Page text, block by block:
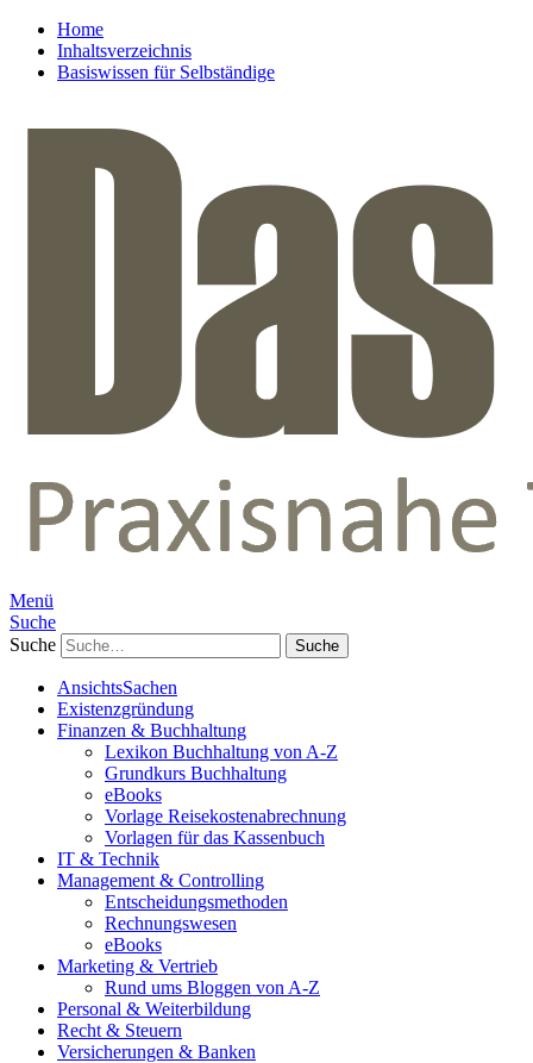
Home
Inhaltsverzeichnis
Basiswissen für Selbständige
Menü
Suche
Suche
AnsichtsSachen
Existenzgründung
Finanzen & Buchhaltung
Lexikon Buchhaltung von A-Z
Grundkurs Buchhaltung
eBooks
Vorlage Reisekostenabrechnung
Vorlagen für das Kassenbuch
IT & Technik
Management & Controlling
Entscheidungsmethoden
Rechnungswesen
eBooks
Marketing & Vertrieb
Rund ums Bloggen von A-Z
Personal & Weiterbildung
Recht & Steuern
Versicherungen & Banken